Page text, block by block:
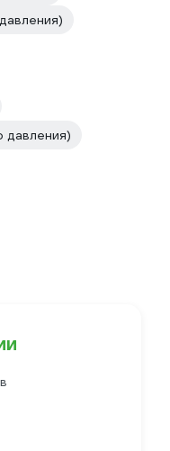
давления)